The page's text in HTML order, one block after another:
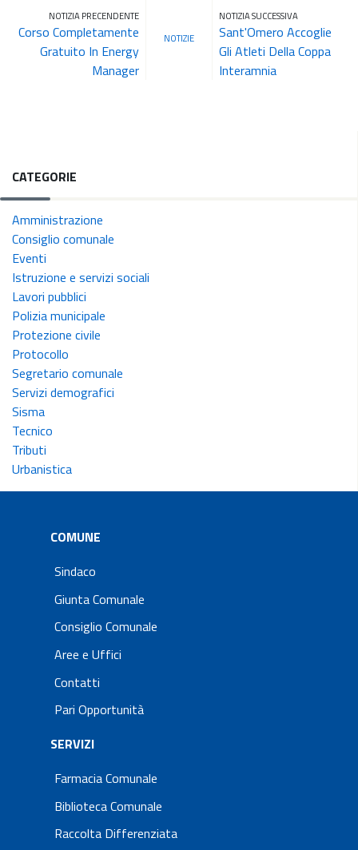
NOTIZIA PRECENDENTE
Corso Completamente
Gratuito In Energy
Manager
NOTIZIE
NOTIZIA SUCCESSIVA
Sant'Omero Accoglie
Gli Atleti Della Coppa
Interamnia
CATEGORIE
Amministrazione
Consiglio comunale
Eventi
Istruzione e servizi sociali
Lavori pubblici
Polizia municipale
Protezione civile
Protocollo
Segretario comunale
Servizi demografici
Sisma
Tecnico
Tributi
Urbanistica
COMUNE
Sindaco
Giunta Comunale
Consiglio Comunale
Aree e Uffici
Contatti
Pari Opportunità
SERVIZI
Farmacia Comunale
Biblioteca Comunale
Raccolta Differenziata